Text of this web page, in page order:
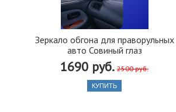
Зеркало обгона для праворульных
авто Совиный глаз
1690 руб. 2500 руб.
КУПИТЬ